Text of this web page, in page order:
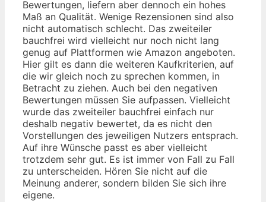
Bewertungen, liefern aber dennoch ein hohes
Maß an Qualität. Wenige Rezensionen sind also
nicht automatisch schlecht. Das zweiteiler
bauchfrei wird vielleicht nur noch nicht lang
genug auf Plattformen wie Amazon angeboten.
Hier gilt es dann die weiteren Kaufkriterien, auf
die wir gleich noch zu sprechen kommen, in
Betracht zu ziehen. Auch bei den negativen
Bewertungen müssen Sie aufpassen. Vielleicht
wurde das zweiteiler bauchfrei einfach nur
deshalb negativ bewertet, da es nicht den
Vorstellungen des jeweiligen Nutzers entsprach.
Auf ihre Wünsche passt es aber vielleicht
trotzdem sehr gut. Es ist immer von Fall zu Fall
zu unterscheiden. Hören Sie nicht auf die
Meinung anderer, sondern bilden Sie sich ihre
eigene.